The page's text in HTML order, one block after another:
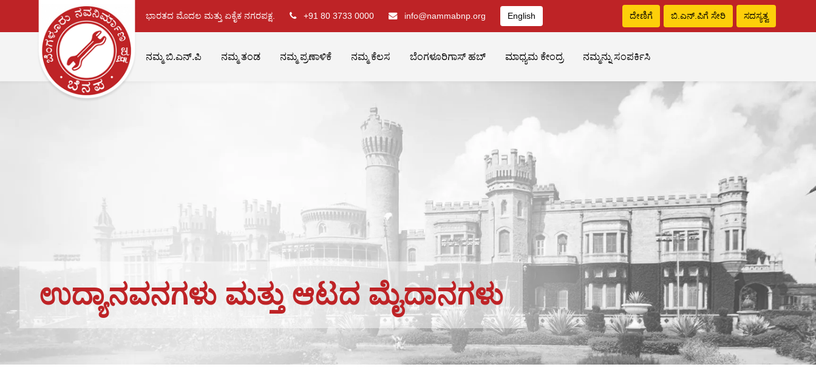
ಭಾರತದ ಮೊದಲ ಮತ್ತು ಏಕೈಕ ನಗರಪಕ್ಷ. +91 80 3733 0000 info@nammabnp.org English ದೇಣಿಗೆ ಬಿ.ಎನ್‌.ಪಿಗೆ ಸೇರಿ ಸದಸ್ಯತ್ವ
ನಮ್ಮ ಬಿ.ಎನ್.ಪಿ ನಮ್ಮ ತಂಡ ನಮ್ಮ ಪ್ರಣಾಳಿಕೆ ನಮ್ಮ ಕೆಲಸ ಬೆಂಗಳೂರಿಗಾಸ್ ಹಬ್ ಮಾಧ್ಯಮ ಕೇಂದ್ರ ನಮ್ಮನ್ನು ಸಂಪರ್ಕಿಸಿ
ಉದ್ಯಾನವನಗಳು ಮತ್ತು ಆಟದ ಮೈದಾನಗಳು